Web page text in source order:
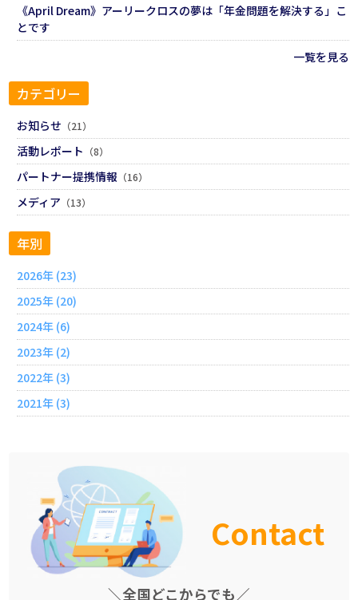
《April Dream》アーリークロスの夢は「年金問題を解決する」こ
とです
一覧を見る
カテゴリー
お知らせ （21）
活動レポート （8）
パートナー提携情報 （16）
メディア （13）
年別
2026年 (23)
2025年 (20)
2024年 (6)
2023年 (2)
2022年 (3)
2021年 (3)
Contact
全国どこからでも